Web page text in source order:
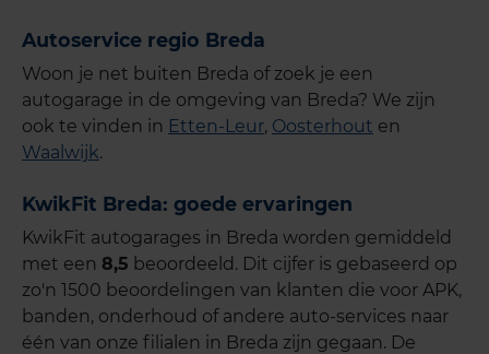
Autoservice regio Breda
Woon je net buiten Breda of zoek je een
autogarage in de omgeving van Breda? We zijn
ook te vinden in Etten-Leur, Oosterhout en
Waalwijk.
KwikFit Breda: goede ervaringen
KwikFit autogarages in Breda worden gemiddeld
met een 8,5 beoordeeld. Dit cijfer is gebaseerd op
zo'n 1500 beoordelingen van klanten die voor APK,
banden, onderhoud of andere auto-services naar
één van onze filialen in Breda zijn gegaan. De